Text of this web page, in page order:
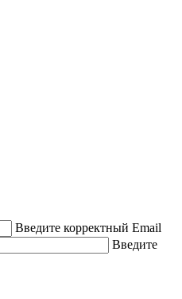
Введите корректный Email
Введите